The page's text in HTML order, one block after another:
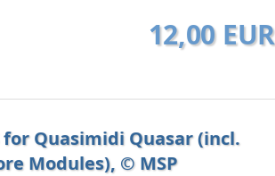
12,00 EUR
for Quasimidi Quasar (incl.
Modules), © MSP